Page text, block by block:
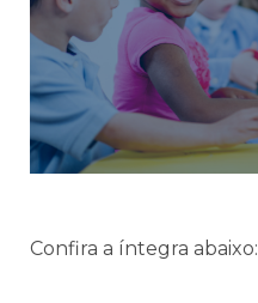
Confira a íntegra abaixo: